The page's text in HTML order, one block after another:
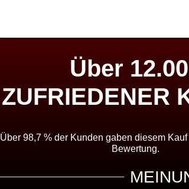
Über
ZUFRIEDENER
Über 98,7 % der Kunden gaben diesem
Bewertung.